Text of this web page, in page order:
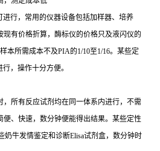
进行，常用的仪器设备包括加样器、培养
现有价格折算，酶标仪的价格只及液闪仪的
本所需成本不及PIA的1/10至1/16。某些定
，操作十分方便。
，所有反应试剂均在同一体系内进行，不需
便、快速，数分钟便能得出结果。某些定性
奶牛发情鉴定和诊断Elisa试剂盒，数分钟时